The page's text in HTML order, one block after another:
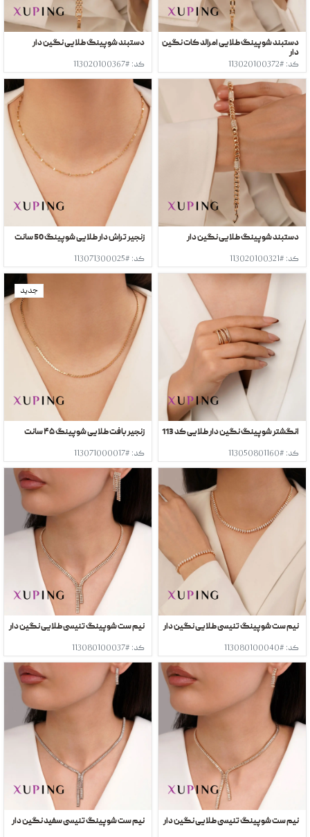
دستبند شوپینگ طلایی امرالد کات نگین
دار
کد: #113020100372
دستبند شوپینگ طلایی نگین دار
کد: #113020100367
دستبند شوپینگ طلایی نگین دار
کد: #113020100321
زنجیر تراش دار طلایی شوپینگ 50 سانت
کد: #113071300025
انگشتر شوپینگ نگین دار طلایی کد 113
کد: #113050801160
زنجیر بافت طلایی شوپینگ ۴۵ سانت
کد: #113071000017
جدید
نیم ست شوپینگ تنیسی طلایی نگین دار
کد: #113080100040
نیم ست شوپینگ تنیسی طلایی نگین دار
کد: #113080100037
نیم ست شوپینگ تنیسی طلایی نگین دار نیم ست شوپینگ تنیسی سفید نگین دار